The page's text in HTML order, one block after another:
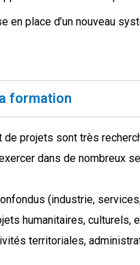
en place d’un nouveau
formation
de projets sont très
dans de nombreux
(industrie, services,
humanitaires, culturels,
territoriales,